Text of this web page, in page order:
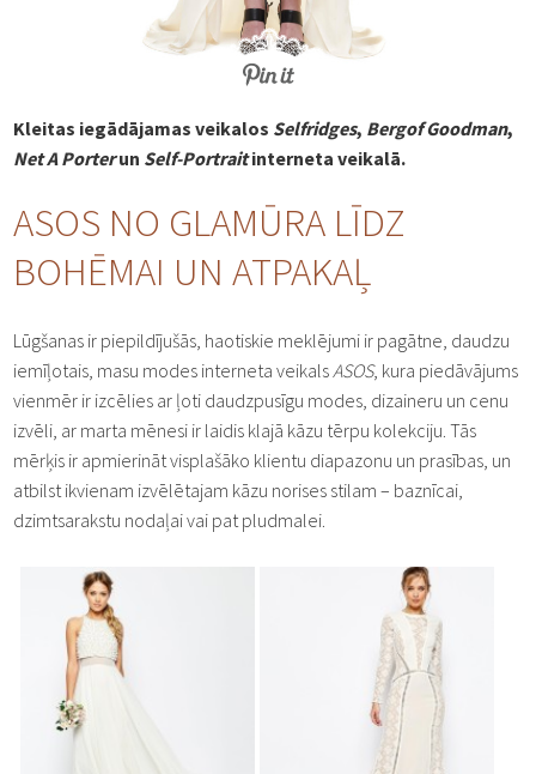
Kleitas iegādājamas veikalos Selfridges, Bergof Goodman,
Net A Porterun Self-Portraitinterneta veikalā.
ASOS NO GLAMŪRA LĪDZ
BOHĒMAI UN ATPAKAĻ
Lūgšanas ir piepildījušās, haotiskie meklējumi ir pagātne, daudzu
iemīļotais, masu modes interneta veikals ASOS, kura piedāvājums
vienmēr ir izcēlies ar ļoti daudzpusīgu modes, dizaineru un cenu
izvēli, ar marta mēnesi ir laidis klajā kāzu tērpu kolekciju. Tās
mērķis ir apmierināt visplašāko klientu diapazonu un prasības, un
atbilst ikvienam izvēlētajam kāzu norises stilam – baznīcai,
dzimtsarakstu nodaļai vai pat pludmalei.